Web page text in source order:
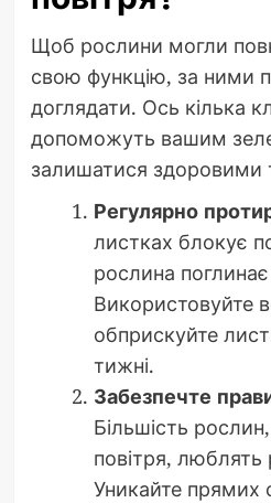
Щоб рослини могли
свою функцію, за ними
доглядати. Ось кілька
допоможуть вашим
залишатися здоровими
Регулярно
листках блокує
рослина
Використовуйте
обприскуйте
тижні.
Забезпечте
Більшість
повітря, люблять
Уникайте прямих